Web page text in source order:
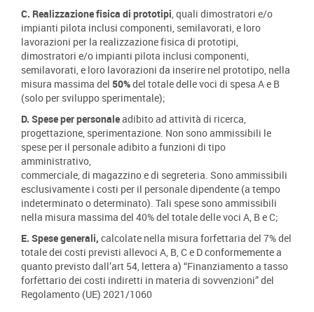
C. Realizzazione fisica di prototipi, quali dimostratori e/o
impianti pilota inclusi componenti, semilavorati, e loro
lavorazioni per la realizzazione fisica di prototipi,
dimostratori e/o impianti pilota inclusi componenti,
semilavorati, e loro lavorazioni da inserire nel prototipo, nella
misura massima del 50%del totale delle voci di spesa A e B
(solo per sviluppo sperimentale);
D. Spese per personaleadibito ad attività di ricerca,
progettazione, sperimentazione. Non sono ammissibili le
spese per il personale adibito a funzioni di tipo
amministrativo,
commerciale, di magazzino e di segreteria. Sono ammissibili
esclusivamente i costi per il personale dipendente (a tempo
indeterminato o determinato). Tali spese sono ammissibili
nella misura massima del 40% del totale delle voci A, B e C;
E. Spese generali, calcolate nella misura forfettaria del 7% del
totale dei costi previsti allevoci A, B, C e D conformemente a
quanto previsto dall’art 54, lettera a) “Finanziamento a tasso
forfettario dei costi indiretti in materia di sovvenzioni” del
Regolamento (UE) 2021/1060